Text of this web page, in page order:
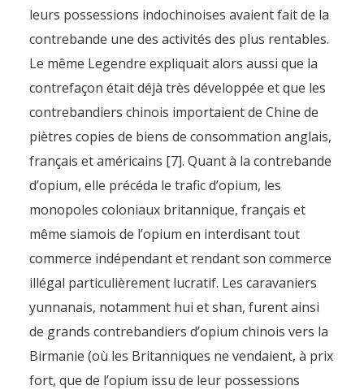
leurs possessions indochinoises avaient fait de la
contrebande une des activités des plus rentables.
Le même Legendre expliquait alors aussi que la
contrefaçon était déjà très développée et que les
contrebandiers chinois importaient de Chine de
piètres copies de biens de consommation anglais,
français et américains [7]. Quant à la contrebande
d’opium, elle précéda le trafic d’opium, les
monopoles coloniaux britannique, français et
même siamois de l’opium en interdisant tout
commerce indépendant et rendant son commerce
illégal particulièrement lucratif. Les caravaniers
yunnanais, notamment hui et shan, furent ainsi
de grands contrebandiers d’opium chinois vers la
Birmanie (où les Britanniques ne vendaient, à prix
fort, que de l’opium issu de leur possessions